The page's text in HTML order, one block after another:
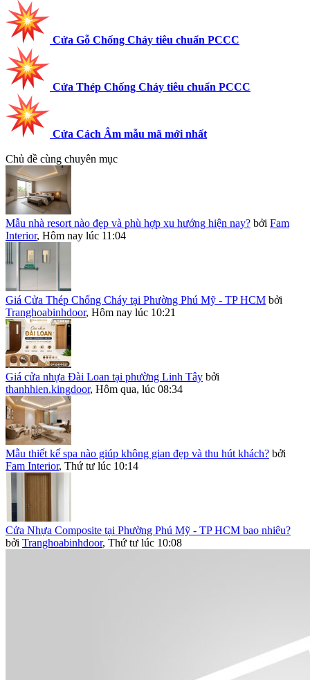
Cửa Gỗ Chống Cháy tiêu chuẩn PCCC
Cửa Thép Chống Cháy tiêu chuẩn PCCC
Cửa Cách Âm mẫu mã mới nhất
Chủ đề cùng chuyên mục
Mẫu nhà resort nào đẹp và phù hợp xu hướng hiện nay? bởi Fam
Interior, Hôm nay lúc 11:04
Giá Cửa Thép Chống Cháy tại Phường Phú Mỹ - TP HCM bởi
Tranghoabinhdoor, Hôm nay lúc 10:21
Giá cửa nhựa Đài Loan tại phường Linh Tây bởi
thanhhien.kingdoor, Hôm qua, lúc 08:34
Mẫu thiết kế spa nào giúp không gian đẹp và thu hút khách? bởi
Fam Interior, Thứ tư lúc 10:14
Cửa Nhựa Composite tại Phường Phú Mỹ - TP HCM bao nhiêu?
bởi Tranghoabinhdoor, Thứ tư lúc 10:08